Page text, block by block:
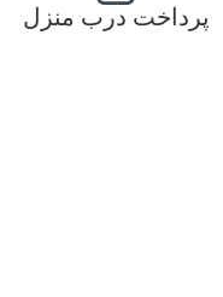
پرداخت درب منزل